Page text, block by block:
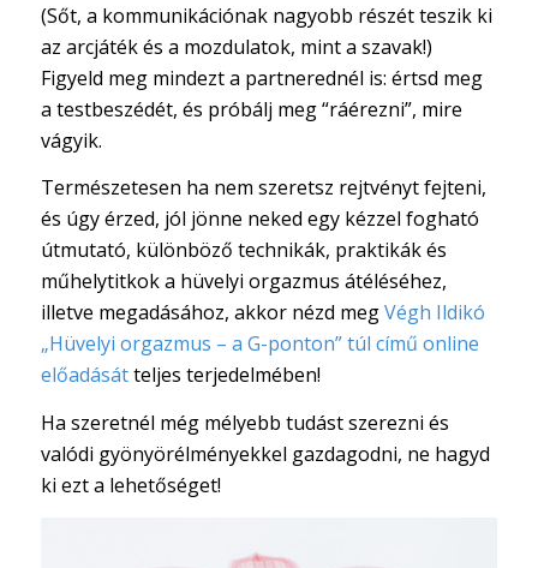
(Sőt, a kommunikációnak nagyobb részét teszik ki
az arcjáték és a mozdulatok, mint a szavak!)
Figyeld meg mindezt a partnerednél is: értsd meg
a testbeszédét, és próbálj meg “ráérezni”, mire
vágyik.
Természetesen ha nem szeretsz rejtvényt fejteni,
és úgy érzed, jól jönne neked egy kézzel fogható
útmutató, különböző technikák, praktikák és
műhelytitkok a hüvelyi orgazmus átéléséhez,
illetve megadásához, akkor nézd megVégh Ildikó
„Hüvelyi orgazmus – a G-ponton” túl című online
előadásátteljes terjedelmében!
Ha szeretnél még mélyebb tudást szerezni és
valódi gyönyörélményekkel gazdagodni, ne hagyd
ki ezt a lehetőséget!